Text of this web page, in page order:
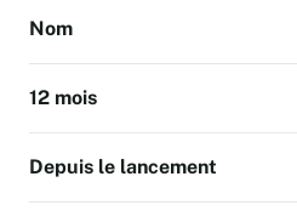
Nom
12 mois
Depuis le lancement